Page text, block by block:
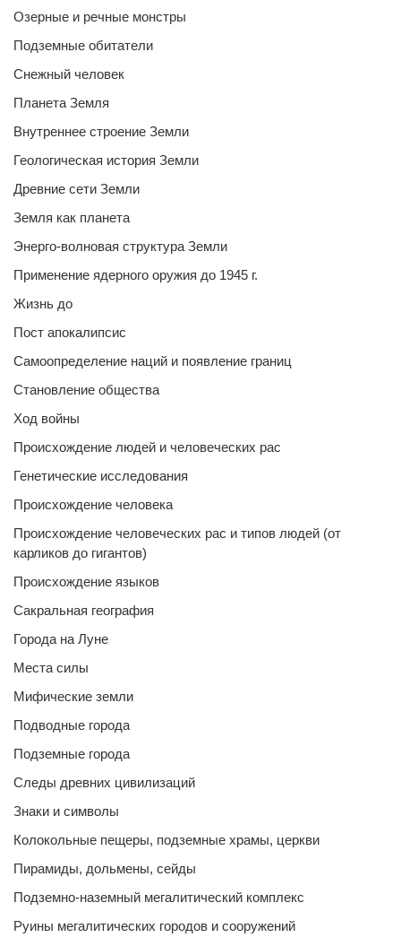
Озерные и речные монстры
Подземные обитатели
Снежный человек
Планета Земля
Внутреннее строение Земли
Геологическая история Земли
Древние сети Земли
Земля как планета
Энерго-волновая структура Земли
Применение ядерного оружия до 1945 г.
Жизнь до
Пост апокалипсис
Самоопределение наций и появление границ
Становление общества
Ход войны
Происхождение людей и человеческих рас
Генетические исследования
Происхождение человека
Происхождение человеческих рас и типов людей (от
карликов до гигантов)
Происхождение языков
Сакральная география
Города на Луне
Места силы
Мифические земли
Подводные города
Подземные города
Следы древних цивилизаций
Знаки и символы
Колокольные пещеры, подземные храмы, церкви
Пирамиды, дольмены, сейды
Подземно-наземный мегалитический комплекс
Руины мегалитических городов и сооружений